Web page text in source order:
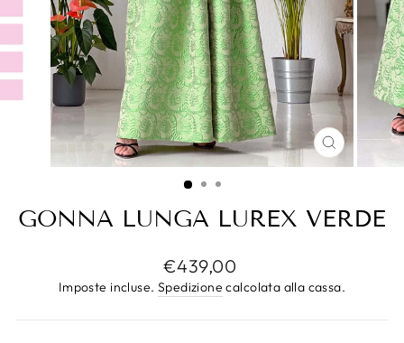
CHIUDI
(ESC)
GONNA LUNGA LUREX VERDE
Prezzo
di
€439,00
Imposte incluse. Spedizione calcolata alla cassa.